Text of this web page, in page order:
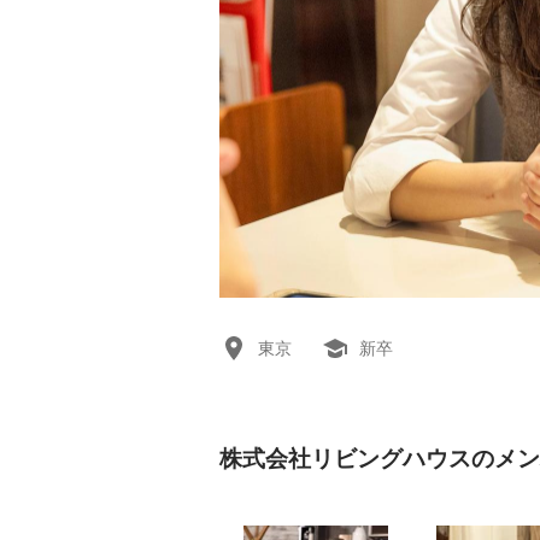
東京 新卒
株式会社リビングハウスのメ